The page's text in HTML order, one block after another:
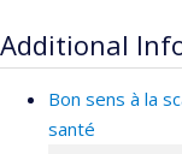
Michel Préville
,
Morin, Martine
Marie-Christine
Additional
Bon sens à la
santé